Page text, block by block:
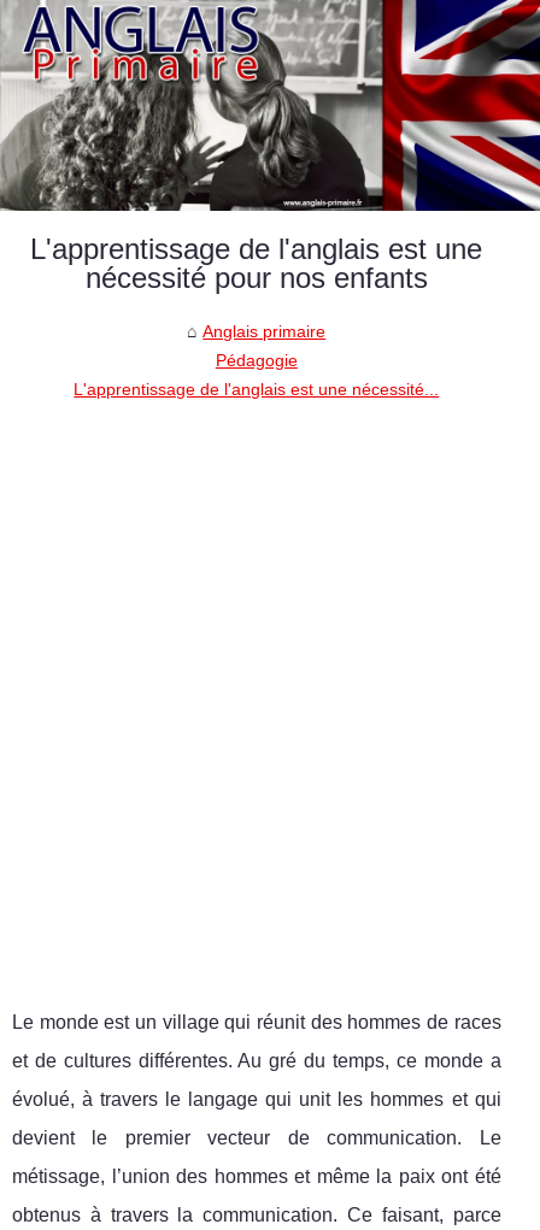
L'apprentissage de l'anglais est une
nécessité pour nos enfants
Anglais primaire
Pédagogie
L'apprentissage de l'anglais est une nécessité...
Le monde est un village qui réunit des hommes de races
et de cultures différentes. Au gré du temps, ce monde a
évolué, à travers le langage qui unit les hommes et qui
devient le premier vecteur de communication. Le
métissage, l’union des hommes et même la paix ont été
obtenus à travers la communication. Ce faisant, parce